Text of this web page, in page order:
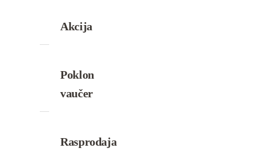
Akcija
Poklon
vaučer
Rasprodaja